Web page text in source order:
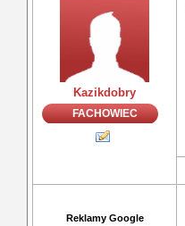
Kazikdobry
FACHOWIEC
Reklamy Google